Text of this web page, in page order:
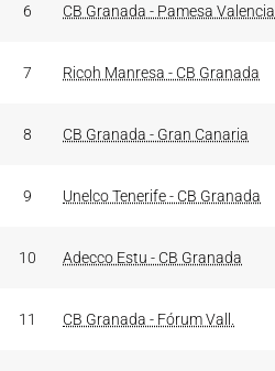
6 CB Granada - Pamesa Valencia
7 Ricoh Manresa - CB Granada
8 CB Granada - Gran Canaria
9 Unelco Tenerife - CB Granada
10 Adecco Estu - CB Granada
11 CB Granada - Fórum Vall.